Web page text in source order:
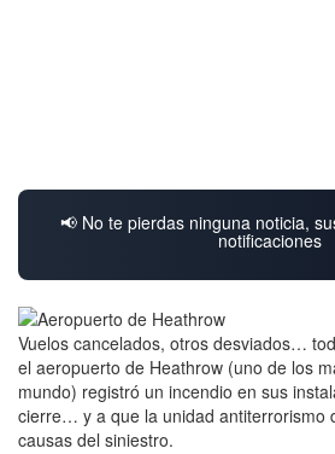
📢 No te pierdas ninguna noticia,
notificaciones
Vuelos cancelados, otros desviados…
el aeropuerto de Heathrow (uno de los
mundo) registró un incendio en sus
cierre… y a que la unidad antiterrorismo
causas del siniestro.